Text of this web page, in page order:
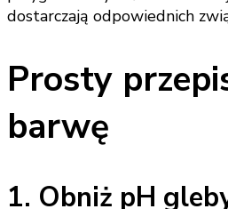
dostarczają odpowiednich
Prosty
barwę
1. Obniż pH